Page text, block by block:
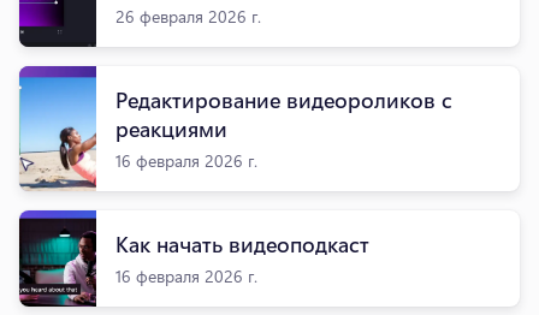
26 февраля 2026 г.
Редактирование видеороликов с
реакциями
16 февраля 2026 г.
Как начать видеоподкаст
16 февраля 2026 г.